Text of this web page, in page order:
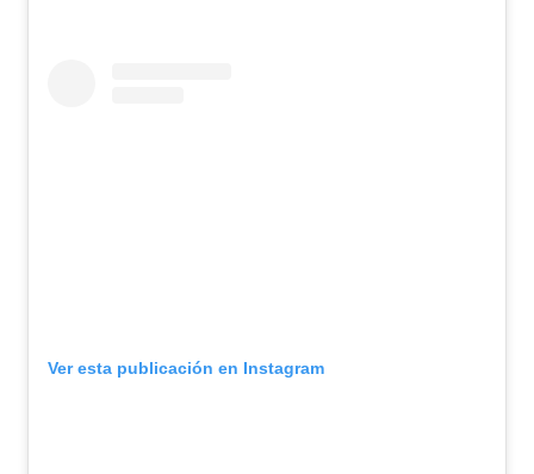
Ver esta publicación en Instagram